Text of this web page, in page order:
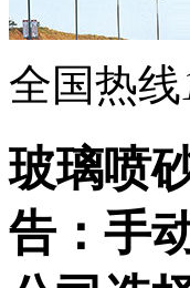
全国热线
玻璃喷
告：手